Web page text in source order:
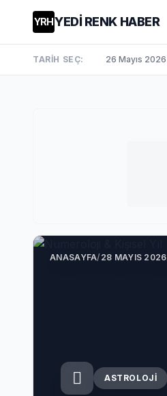
YRHYEDİ RENK HABER
TARİH SEÇ: 26 Mayıs 2026
ANASAYFA/28 MAYIS 2026
ASTROLOJI